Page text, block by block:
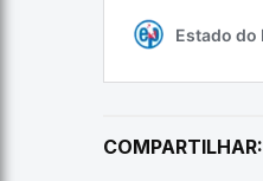
COMPARTILHAR: